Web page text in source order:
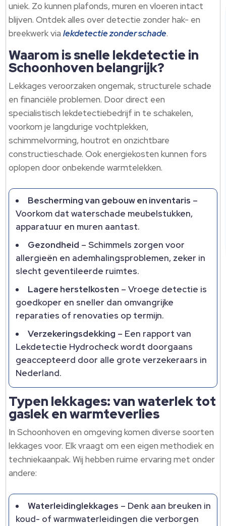
uniek.​ Zo kunnen plafonds, muren en vloeren intact
blijven.​ Ontdek alles over detectie zonder hak- en
breekwerk vialekdetectie zonder schade.​
Waarom is snelle lekdetectie in
Schoonhoven belangrijk?
Lekkages veroorzaken ongemak, structurele schade
en financiële problemen.​ Door direct een
specialistisch lekdetectiebedrijf in te schakelen,
voorkom je langdurige vochtplekken,
schimmelvorming, houtrot en onzichtbare
constructieschade.​ Ook energiekosten kunnen fors
oplopen door onbekende warmtelekken.​
Bescherming van gebouw en inventaris –
Voorkom dat waterschade meubelstukken,
apparatuur en muren aantast.​
Gezondheid – Schimmels zorgen voor
allergieën en ademhalingsproblemen, zeker in
slecht geventileerde ruimtes.​
Lagere herstelkosten – Vroege detectie is
goedkoper en sneller dan omvangrijke
reparaties of renovaties op termijn.​
Verzekeringsdekking – Een rapport van
Lekdetectie Hydrocheck wordt doorgaans
geaccepteerd door alle grote verzekeraars in
Nederland.​
Typen lekkages: van waterlek tot
gaslek en warmteverlies
In Schoonhoven en omgeving komen diverse soorten
lekkages voor.​ Elk vraagt om een eigen methodiek en
techniekaanpak.​ Wij hebben ruime ervaring met onder
andere:
Waterleidinglekkages – Denk aan breuken in
koud- of warmwaterleidingen die verborgen